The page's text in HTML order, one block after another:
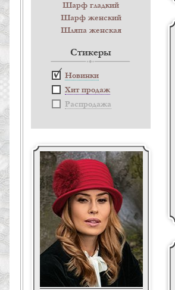
Шарф гладкий
Шарф женский
Шляпа женская
Стикеры
Новинки
Хит продаж
Распродажа